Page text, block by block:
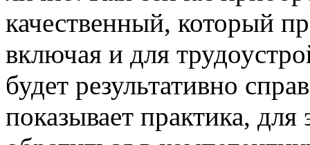
качественный, который
включая и для
будет результативно
показывает практика,